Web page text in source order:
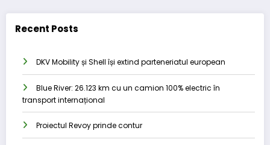
Recent Posts
DKV Mobility și Shell își extind parteneriatul european
Blue River: 26.123 km cu un camion 100% electric în
transport internațional
Proiectul Revoy prinde contur